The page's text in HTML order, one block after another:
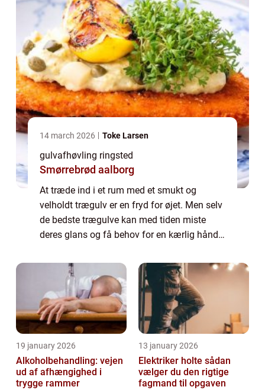
14 march 2026 Toke Larsen
gulvafhøvling ringsted
Smørrebrød aalborg
At træde ind i et rum med et smukt og
velholdt trægulv er en fryd for øjet. Men selv
de bedste trægulve kan med tiden miste
deres glans og få behov for en kærlig hånd. I
for at forvandle deres slidte gulve til ...
19 january 2026
Alkoholbehandling: vejen
ud af afhængighed i
trygge rammer
13 january 2026
Elektriker holte sådan
vælger du den rigtige
fagmand til opgaven